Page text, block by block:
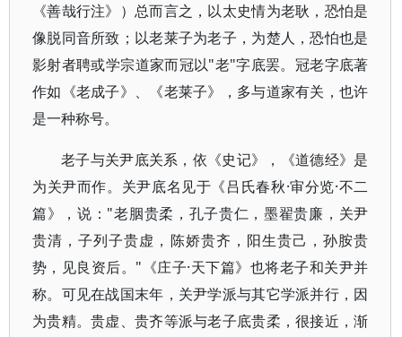
《善哉行注》）总而言之，以太史情为老耿，恐怕是
像脱同音所致；以老莱子为老子，为楚人，恐怕也是
影射者聘或学宗道家而冠以"老"字底罢。冠老字底著
作如《老成子》、《老莱子》，多与道家有关，也许
是一种称号。
老子与关尹底关系，依《史记》，《道德经》是
为关尹而作。关尹底名见于《吕氏春秋·审分览·不二
篇》，说："老胭贵柔，孔子贵仁，墨翟贵廉，关尹
贵清，子列子贵虚，陈娇贵齐，阳生贵己，孙胺贵
势，见良资后。"《庄子·天下篇》也将老子和关尹并
称。可见在战国末年，关尹学派与其它学派并行，因
为贵精。贵虚、贵齐等派与老子底贵柔，很接近，渐